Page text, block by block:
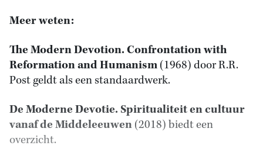
Meer weten:
The Modern Devotion. Confrontation with
Reformation and Humanism(1968) door R.R.
Post geldt als een standaardwerk.
De Moderne Devotie. Spiritualiteit en cultuur
vanaf de Middeleeuwen(2018) biedt een
overzicht.